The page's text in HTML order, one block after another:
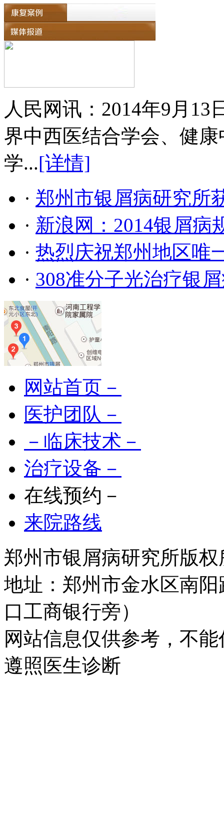
人民网讯：2014年9月
界中西医结合学会、健
学...[详情]
· 郑州市银屑病研究所
· 新浪网：2014银屑病
· 热烈庆祝郑州地区唯
· 308准分子光治疗银
网站首页－
医护团队－
－临床技术－
治疗设备－
在线预约－
来院路线
郑州市银屑病研究所版权
地址：郑州市金水区南
口工商银行旁）
网站信息仅供参考，不
遵照医生诊断